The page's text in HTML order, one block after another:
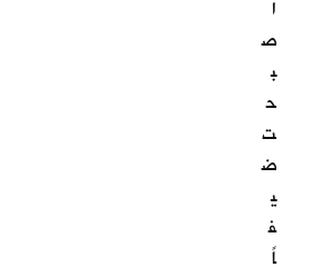
ا
ص
ب
ح
ت
ض
ي
ف
اً